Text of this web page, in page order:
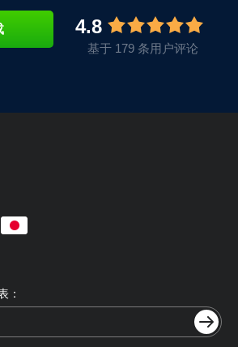
4.8
基于 179 条用户评论
：